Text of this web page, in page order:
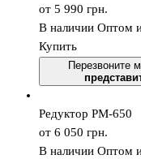
от 5 990 грн.
В наличии Оптом
Купить
Перезвоните
Редуктор РМ-650
от 6 050 грн.
В наличии Оптом